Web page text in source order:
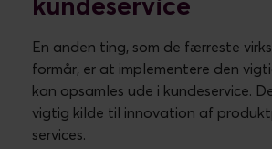
selvbetjeningsløsningen er
Svartiden er altafgørende for
Ifølge en
undersøgelse i HBR
er der
sammenhæng mellem en kort
villighed til at betale mere for et
samme virksomhed i fremtiden.